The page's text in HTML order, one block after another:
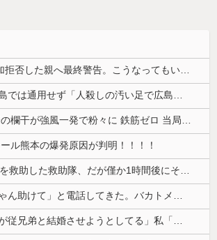
ル熊本の爆発原因が判明！！！！